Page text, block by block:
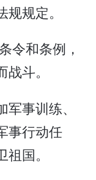
规定。
令和条例，
斗。
事训练、
事行动任
国。